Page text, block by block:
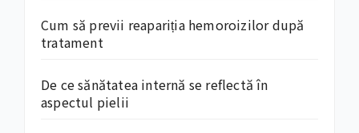
Cum să previi reapariția hemoroizilor după
tratament
De ce sănătatea internă se reflectă în
aspectul pielii